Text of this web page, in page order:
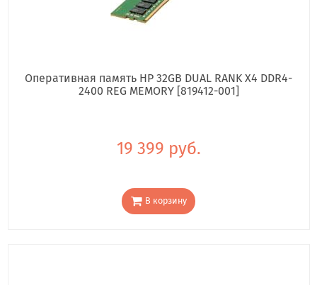
Оперативная память HP 32GB DUAL RANK X4 DDR4-
2400 REG MEMORY [819412-001]
19 399 руб.
В корзину